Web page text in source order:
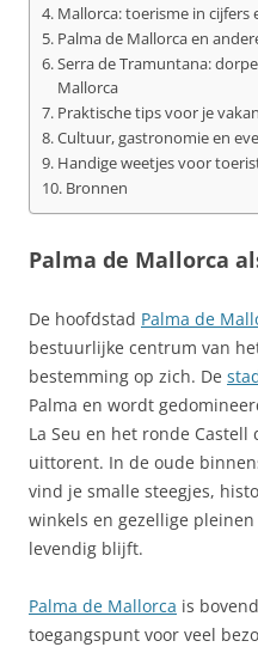
Mallorca: toerisme in cijfers
Palma de Mallorca en
Serra de Tramuntana:
Mallorca
Praktische tips voor je
Cultuur, gastronomie en
Handige weetjes voor
Bronnen
Palma de Mallorca
De hoofdstad Palma de
bestuurlijke centrum van
bestemming op zich. De
Palma en wordt
La Seu en het ronde
uittorent. In de oude
vind je smalle steegjes,
winkels en gezellige
levendig blijft.
Palma de Mallorca is
toegangspunt voor veel